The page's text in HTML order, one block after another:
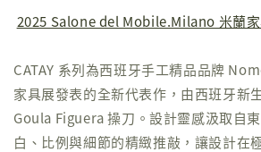
2025 Salone del Mobile.Milano 米蘭
CATAY 系列為西班牙手工精品品牌
家具展發表的全新代表作，由西班牙新
Goula Figuera 操刀。設計靈感汲取自
白、比例與細節的精緻推敲，讓設計在